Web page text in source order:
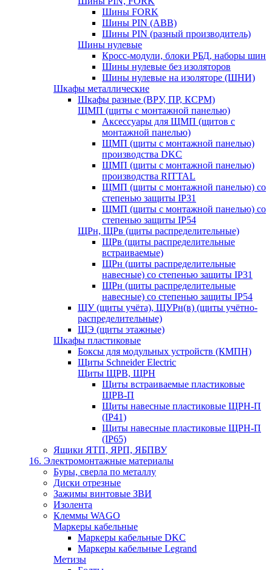
Шины FORK
Шины PIN (АВВ)
Шины PIN (разный производитель)
Шины нулевые
Кросс-модули, блоки РБД, наборы шин
Шины нулевые без изоляторов
Шины нулевые на изоляторе (ШНИ)
Шкафы металлические
Шкафы разные (ВРУ, ПР, КСРМ)
ЩМП (щиты с монтажной панелью)
Аксессуары для ЩМП (щитов с
монтажной панелью)
ЩМП (щиты с монтажной панелью)
производства DKC
ЩМП (щиты с монтажной панелью)
производства RITTAL
ЩМП (щиты с монтажной панелью) со
степенью защиты IP31
ЩМП (щиты с монтажной панелью) со
степенью защиты IP54
ЩРн, ЩРв (щиты распределительные)
ЩРв (щиты распределительные
встраиваемые)
ЩРн (щиты распределительные
навесные) со степенью защиты IP31
ЩРн (щиты распределительные
навесные) со степенью защиты IP54
ЩУ (щиты учёта), ЩУРн(в) (щиты учётно-
распределительные)
ЩЭ (щиты этажные)
Шкафы пластиковые
Боксы для модульных устройств (КМПН)
Щиты Schneider Electric
Щиты ЩРВ, ЩРН
Щиты встраиваемые пластиковые
ЩРВ-П
Щиты навесные пластиковые ЩРН-П
(IP41)
Щиты навесные пластиковые ЩРН-П
(IP65)
Ящики ЯТП, ЯРП, ЯБПВУ
16. Электромонтажные материалы
Буры, сверла по металлу
Диски отрезные
Зажимы винтовые ЗВИ
Изолента
Клеммы WAGO
Маркеры кабельные
Маркеры кабельные DKC
Маркеры кабельные Legrand
Метизы